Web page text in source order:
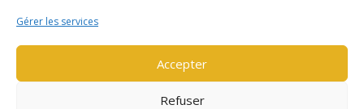
Gérer les services
Accepter
Refuser